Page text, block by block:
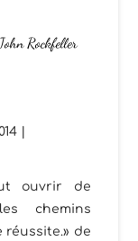
Rockfeller
|
ouvrir de
chemins
réussite.» de